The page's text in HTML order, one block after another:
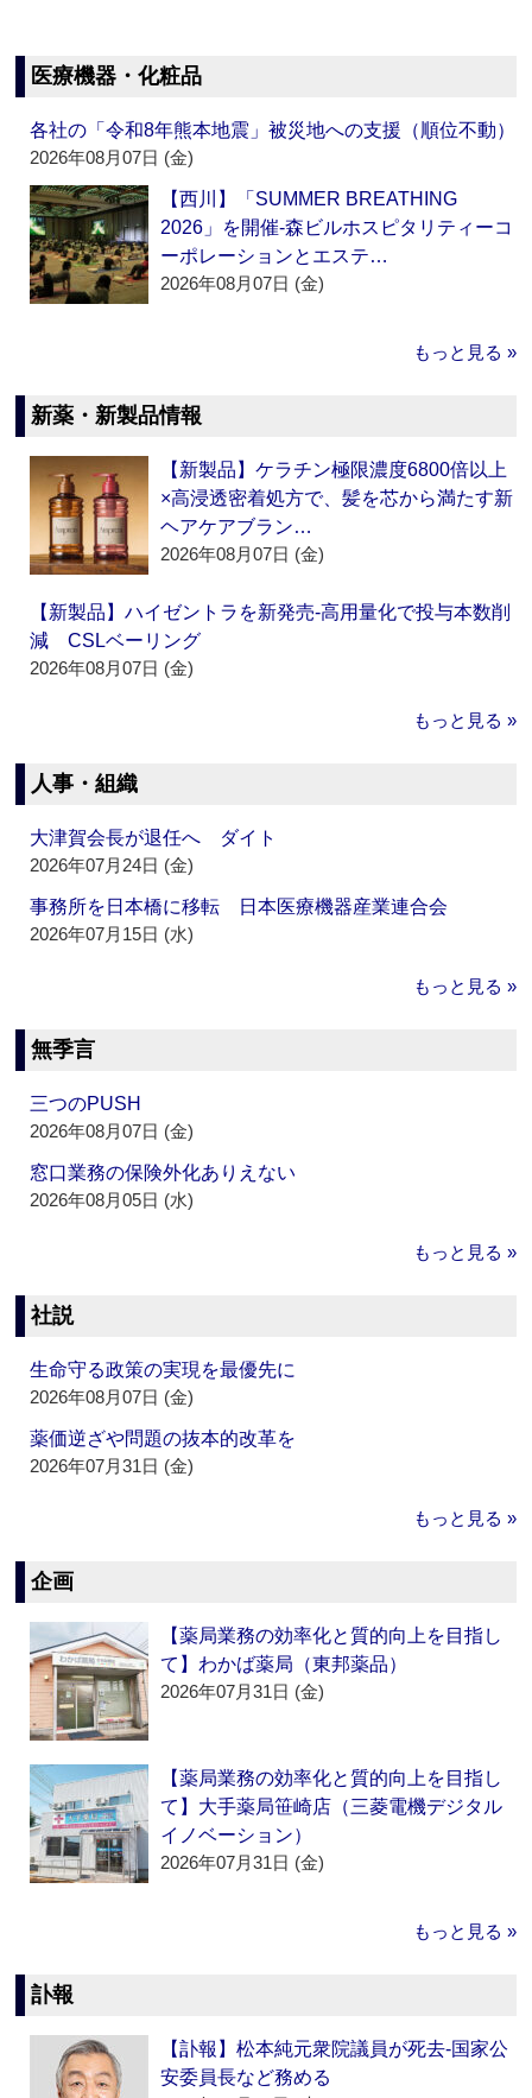
医療機器・化粧品
各社の「令和8年熊本地震」被災地への支援（順位不動）
2026年08月07日 (金)
【西川】「SUMMER BREATHING
2026」を開催‐森ビルホスピタリティーコ
ーポレーションとエステ…
2026年08月07日 (金)
もっと見る »
新薬・新製品情報
【新製品】ケラチン極限濃度6800倍以上
×高浸透密着処方で、髪を芯から満たす新
ヘアケアブラン…
2026年08月07日 (金)
【新製品】ハイゼントラを新発売‐高用量化で投与本数削
減 CSLベーリング
2026年08月07日 (金)
もっと見る »
人事・組織
大津賀会長が退任へ ダイト
2026年07月24日 (金)
事務所を日本橋に移転 日本医療機器産業連合会
2026年07月15日 (水)
もっと見る »
無季言
三つのPUSH
2026年08月07日 (金)
窓口業務の保険外化ありえない
2026年08月05日 (水)
もっと見る »
社説
生命守る政策の実現を最優先に
2026年08月07日 (金)
薬価逆ざや問題の抜本的改革を
2026年07月31日 (金)
もっと見る »
企画
【薬局業務の効率化と質的向上を目指し
て】わかば薬局（東邦薬品）
2026年07月31日 (金)
【薬局業務の効率化と質的向上を目指し
て】大手薬局笹崎店（三菱電機デジタル
イノベーション）
2026年07月31日 (金)
もっと見る »
訃報
【訃報】松本純元衆院議員が死去‐国家公
安委員長など務める